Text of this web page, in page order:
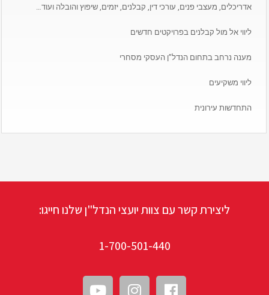
אדריכלים, מעצבי פנים, עורכי דין, קבלנים, יזמים, שיפוץ והובלה ועוד…
ליווי אל מול קבלנים בפרויקטים חדשים
מענה נרחב בתחום הנדל”ן העסקי מסחרי
ליווי משקיעים
התחדשות עירונית
ליצירת קשר עם צוות יועצי הנדל"ן שלנו חייגו:
1-700-501-440